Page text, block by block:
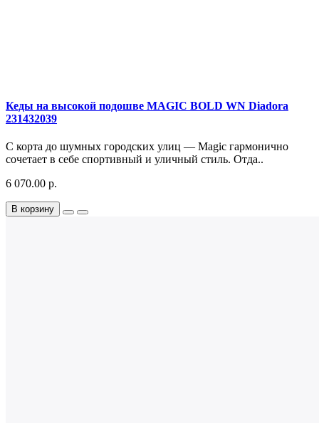
Кеды на высокой подошве MAGIC BOLD WN Diadora
231432039
С корта до шумных городских улиц — Magic гармонично
сочетает в себе спортивный и уличный стиль. Отда..
6 070.00 р.
В корзину